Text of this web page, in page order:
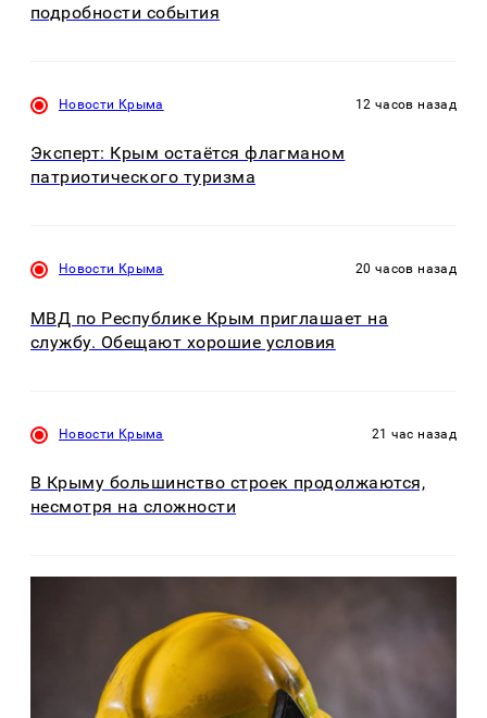
подробности события
Новости Крыма 12 часов назад
Эксперт: Крым остаётся флагманом
патриотического туризма
Новости Крыма 20 часов назад
МВД по Республике Крым приглашает на
службу. Обещают хорошие условия
Новости Крыма 21 час назад
В Крыму большинство строек продолжаются,
несмотря на сложности